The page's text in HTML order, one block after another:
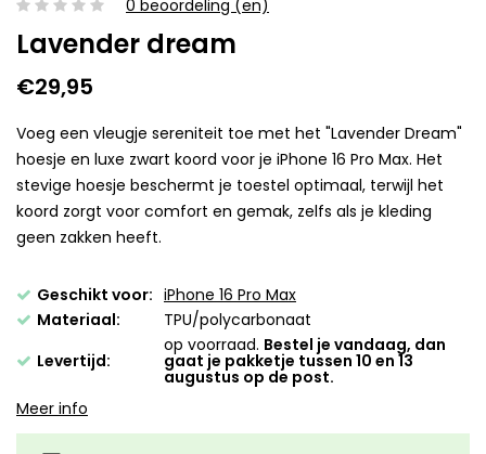
0 beoordeling (en)
Lavender dream
€29,95
Voeg een vleugje sereniteit toe met het "Lavender Dream"
hoesje en luxe zwart koord voor je iPhone 16 Pro Max. Het
stevige hoesje beschermt je toestel optimaal, terwijl het
koord zorgt voor comfort en gemak, zelfs als je kleding
geen zakken heeft.
Geschikt voor: iPhone 16 Pro Max
Materiaal:
TPU/polycarbonaat
Levertijd:
op voorraad. Bestel je vandaag, dan
gaat je pakketje tussen 10 en 13
augustus op de post.
Meer info